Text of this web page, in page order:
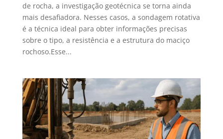
de rocha, a investigação geotécnica se torna ainda
mais desafiadora. Nesses casos, a sondagem rotativa
é a técnica ideal para obter informações precisas
sobre o tipo, a resistência e a estrutura do maciço
rochoso.Esse...